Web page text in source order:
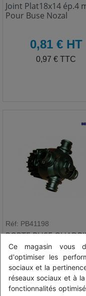
Joint Plat18x14 ép.4
Pour Buse Nozal
0,81 € HT
0,97 € TTC
Réf: PB41198
PORTE BUSE
QUADRIX - D25 - F10
(BERTHOUD)
HT 18,99 € HT
TTC 22,79 € TTC
Ce magasin vous
d'optimiser les
sociaux et la
réseaux sociaux et à
fonctionnalités